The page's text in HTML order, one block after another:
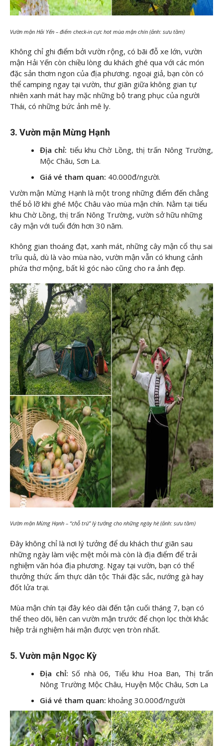
Vườn mận Hải Yến – điểm check-in cực hot mùa mận chín (ảnh: sưu tầm)
Không chỉ ghi điểm bởi vườn rộng, có bãi đỗ xe lớn, vườn
mận Hải Yến còn chiều lòng du khách ghé qua với các món
đặc sản thơm ngon của địa phương. ngoại giả, bạn còn có
thể camping ngay tại vườn, thư giãn giữa không gian tự
nhiên xanh mát hay mặc những bộ trang phục của người
Thái, có những bức ảnh mê ly.
3. Vườn mận Mừng Hạnh
Địa chỉ: tiểu khu Chờ Lồng, thị trấn Nông Trường,
Mộc Châu, Sơn La.
Giá vé tham quan: 40.000đ/người.
Vườn mận Mừng Hạnh là một trong những điểm đến chẳng
thể bỏ lỡ khi ghé Mộc Châu vào mùa mận chín. Nằm tại tiểu
khu Chờ Lồng, thị trấn Nông Trường, vườn sở hữu những
cây mận với tuổi đớn hơn 30 năm.
Không gian thoáng đạt, xanh mát, những cây mận cổ thụ sai
trĩu quả, dù là vào mùa nào, vườn mận vẫn có khung cảnh
phứa thơ mộng, bất kì góc nào cũng cho ra ảnh đẹp.
Vườn mận Mừng Hạnh – “chỗ trú” lý tưởng cho những ngày hè (ảnh: sưu tầm)
Đây không chỉ là nơi lý tưởng để du khách thư giãn sau
những ngày làm việc mệt mỏi mà còn là địa điểm để trải
nghiệm văn hóa địa phương. Ngay tại vườn, bạn có thể
thưởng thức ẩm thực dân tộc Thái đặc sắc, nướng gà hay
đốt lửa trại.
Mùa mận chín tại đây kéo dài đến tận cuối tháng 7, bạn có
thể theo dõi, liên can vườn mận trước để chọn lọc thời khắc
hiệp trải nghiệm hái mận được vẹn tròn nhất.
5. Vườn mận Ngọc Kỳ
Địa chỉ: Số nhà 06, Tiểu khu Hoa Ban, Thị trấn
Nông Trường Mộc Châu, Huyện Mộc Châu, Sơn La
Giá vé tham quan: khoảng 30.000đ/người